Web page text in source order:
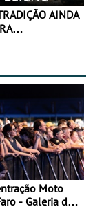
Moto
- Galeria de